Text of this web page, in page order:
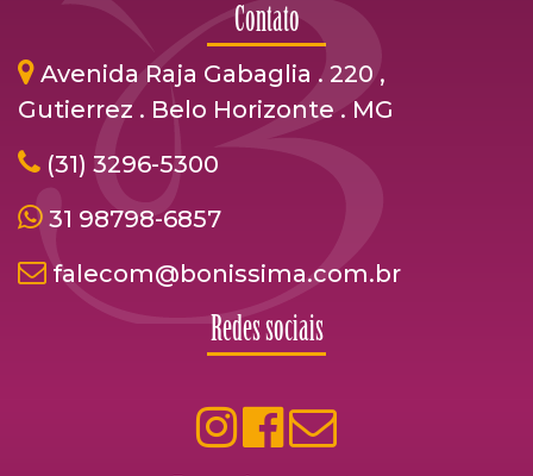
Contato
Avenida Raja Gabaglia . 220 ,
Gutierrez . Belo Horizonte . MG
(31) 3296-5300
31 98798-6857
falecom@bonissima.com.br
Redes sociais